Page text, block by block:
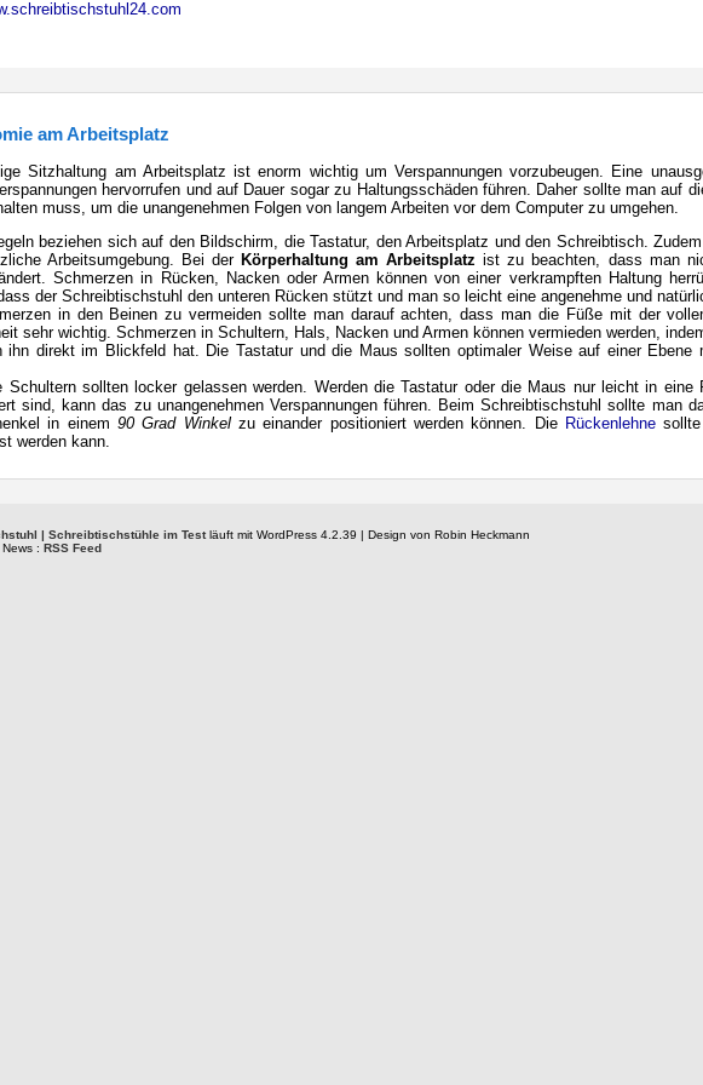
am Arbeitsplatz
Sitzhaltung am Arbeitsplatz ist enorm wichtig um Verspannungen vorzubeugen. Eine
hervorrufen und auf Dauer sogar zu Haltungsschäden führen. Daher sollte man auf
muss, um die unangenehmen Folgen von langem Arbeiten vor dem Computer zu umgehen.
beziehen sich auf den Bildschirm, die Tastatur, den Arbeitsplatz und den Schreibtisch.
Arbeitsumgebung. Bei der Körperhaltung am Arbeitsplatz ist zu beachten, dass man
Schmerzen in Rücken, Nacken oder Armen können von einer verkrampften Haltung
der Schreibtischstuhl den unteren Rücken stützt und man so leicht eine angenehme und
in den Beinen zu vermeiden sollte man darauf achten, dass man die Füße mit der
sehr wichtig. Schmerzen in Schultern, Hals, Nacken und Armen können vermieden werden,
ihn direkt im Blickfeld hat. Die Tastatur und die Maus sollten optimaler Weise auf einer
Schultern sollten locker gelassen werden. Werden die Tastatur oder die Maus nur leicht in
sind, kann das zu unangenehmen Verspannungen führen. Beim Schreibtischstuhl sollte man
in einem 90 Grad Winkelzu einander positioniert werden können. Die Rückenlehnesollte
werden kann.
| Schreibtischstühle im Testläuft mit WordPress 4.2.39 | Design von Robin Heckmann
: RSS Feed